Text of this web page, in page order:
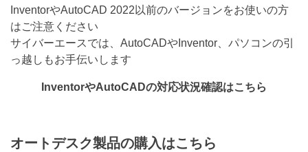
InventorやAutoCAD 2022以前のバージョンをお使いの方
はご注意ください
サイバーエースでは、AutoCADやInventor、パソコンの引
っ越しもお手伝いします
InventorやAutoCADの対応状況確認はこちら
オートデスク製品の購入はこちら